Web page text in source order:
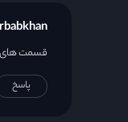
قسمت های
پاسخ